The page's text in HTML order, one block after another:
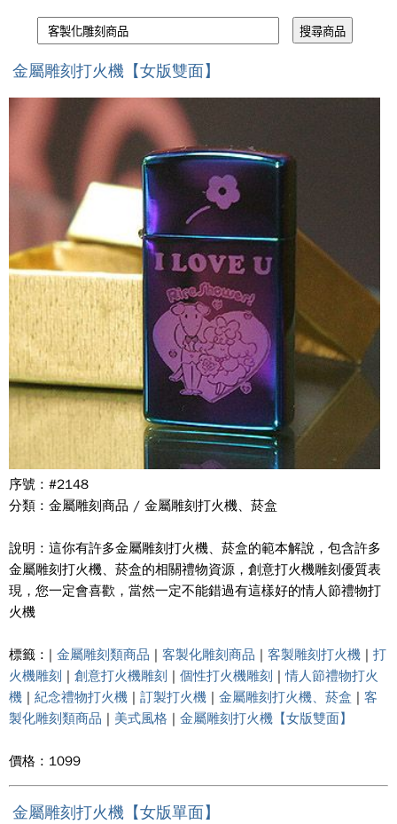
金屬雕刻打火機【女版雙面】
序號 : #2148
分類 : 金屬雕刻商品 / 金屬雕刻打火機、菸盒
說明 : 這你有許多金屬雕刻打火機、菸盒的範本解說，包含許多
金屬雕刻打火機、菸盒的相關禮物資源，創意打火機雕刻優質表
現，您一定會喜歡，當然一定不能錯過有這樣好的情人節禮物打
火機
標籤 : | 金屬雕刻類商品 | 客製化雕刻商品 | 客製雕刻打火機 | 打
火機雕刻 | 創意打火機雕刻 | 個性打火機雕刻 |情人節禮物打火
機 | 紀念禮物打火機 | 訂製打火機 | 金屬雕刻打火機、菸盒 | 客
製化雕刻類商品 | 美式風格 | 金屬雕刻打火機【女版雙面】
價格 : 1099
金屬雕刻打火機【女版單面】